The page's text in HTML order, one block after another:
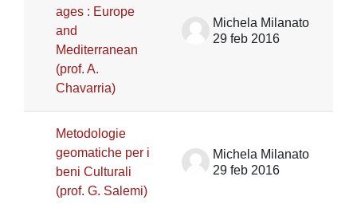
ages : Europe
and
Mediterranean
(prof. A.
Chavarria)
Michela Milanato
29 feb 2016
Metodologie
geomatiche per i
beni Culturali
(prof. G. Salemi)
Michela Milanato
29 feb 2016